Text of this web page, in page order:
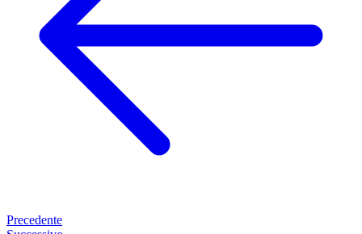
Precedente